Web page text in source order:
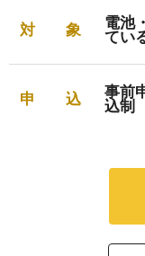
対　　象 電池
てい
申　　込 事前
込制